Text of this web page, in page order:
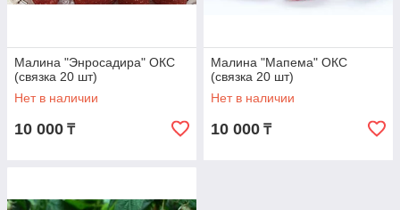
Малина "Энросадира" ОКС
(связка 20 шт)
Нет в наличии
10 000 ₸
Малина "Мапема" ОКС
(связка 20 шт)
Нет в наличии
10 000 ₸